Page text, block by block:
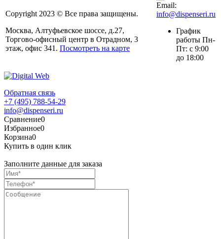
Copyright 2023 © Все права защищены.
Москва, Алтуфьевское шоссе, д.27,
Торгово-офисный центр в Отрадном, 3
этаж, офис 341. Посмотреть на карте
Email:
info@dispenseri.ru
График
работы Пн-
Пт: с 9:00
до 18:00
Обратная связь
+7 (495) 788-54-29
info@dispenseri.ru
Сравнение0
Избранное0
Корзина0
Купить в один клик
Заполните данные для заказа